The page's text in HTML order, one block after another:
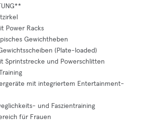
Power Racks
Gewichtheben
(Plate-loaded)
Sprintstrecke und Powerschlitten
mit integriertem Entertainment-
und Faszientraining
für Frauen